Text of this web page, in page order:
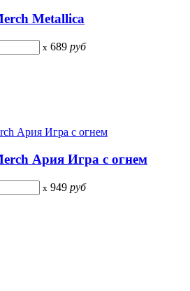
Metallica
x 689 руб
Ария Игра с огнем
x 949 руб